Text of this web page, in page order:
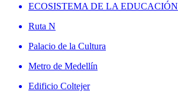
ECOSISTEMA DE LA EDUCACIÓN
Ruta N
Palacio de la Cultura
Metro de Medellín
Edificio Coltejer